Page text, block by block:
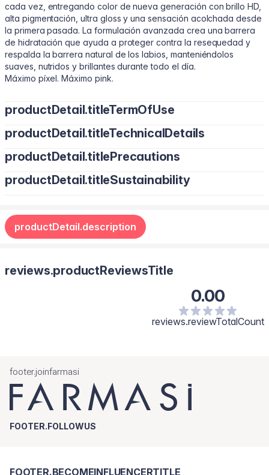
cada vez, entregando color de nueva generación con brillo HD,
alta pigmentación, ultra gloss y una sensación acolchada desde
la primera pasada. La formulación avanzada crea una barrera
de hidratación que ayuda a proteger contra la resequedad y
respalda la barrera natural de los labios, manteniéndolos
suaves, nutridos y brillantes durante todo el día.
Máximo píxel. Máximo pink.
productDetail.titleTermOfUse
Haz clic una vez para cargar el aplicador.
bordes con la yema de los dedos para un look suave y
Acabado definido: Delinea primero los labios y luego aplica
Apto para uso diario y labios sensibles.
productDetail.titleTechnicalDetails
Bis‑Diglyceryl Polyacyladipate‑2, Polyisobutene, Diisostearyl
Pentaerythrityl Tetraisostearate, Synthetic Wax, Polyglyceryl‑2
(Castor) Seed Oil, Tocopherol, Sodium Hyaluronate,
Hydrogenated Castor Oil, Macadamia Integrifolia Seed Oil,
Hydroxycitronellal, Benzyl Salicylate, Hexyl Cinnamal, Vanillin,
productDetail.titlePrecautions
Úsalo solo para un acabado sin esfuerzo y difuminado o
productDetail.titleSustainability
productDetail.description
reviews.productReviewsTitle
0.00
reviews.reviewTotalCount
footer.joinfarmasi
FOOTER.FOLLOWUS
FOOTER.BECOMEINFLUENCERTITLE